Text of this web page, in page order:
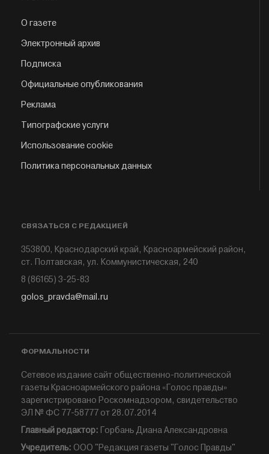
О газете
Электронный архив
Подписка
Официальные опубликования
Реклама
Типографские услуги
Использование cookie
Политика персональных данных
СВЯЗАТЬСЯ С РЕДАКЦИЕЙ
353800, Краснодарский край, Красноармейский район,
ст. Полтавская, ул. Коммунистическая, 240
8 (86165) 3-25-83
golos_pravda@mail.ru
ФОРМАЛЬНОСТИ
Сетевое издание сайт общественно-политической
газеты Красноармейского района «Голос правды»
зарегистрировано Роскомнадзором, свидетельство
ЭЛ № ФС 77-58777 от 28.07.2014
Главный редактор: Горбань Диана Александровна
Учредитель: ООО "Редакция газеты "Голос Правды"